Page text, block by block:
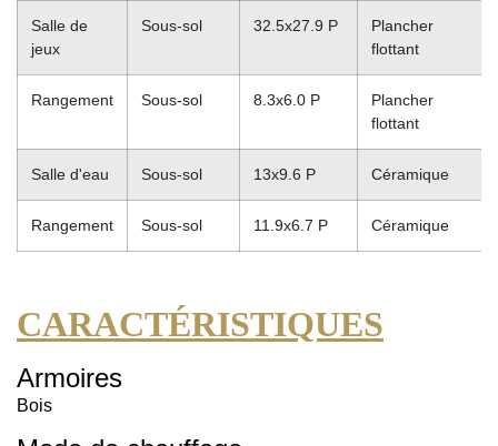
Salle de
jeux
Sous-sol 32.5x27.9 P
Plancher
flottant
Rangement Sous-sol 8.3x6.0 P
Plancher
flottant
Salle d'eau Sous-sol 13x9.6 P Céramique
Rangement Sous-sol 11.9x6.7 P Céramique
CARACTÉRISTIQUES
Armoires
Bois